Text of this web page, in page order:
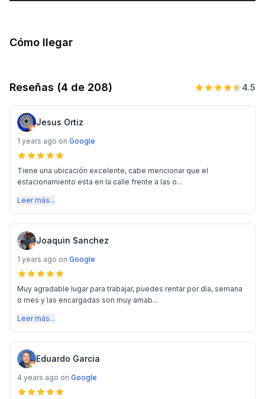
Cómo llegar
Reseñas (4 de 208) 4.5
Jesus Ortiz
1 years ago on Google
Tiene una ubicación excelente, cabe mencionar que el
estacionamiento esta en la calle frente a las o...
Leer más...
Joaquin Sanchez
1 years ago on Google
Muy agradable lugar para trabajar, puedes rentar por día, semana
o mes y las encargadas son muy amab...
Leer más...
Eduardo Garcia
4 years ago on Google